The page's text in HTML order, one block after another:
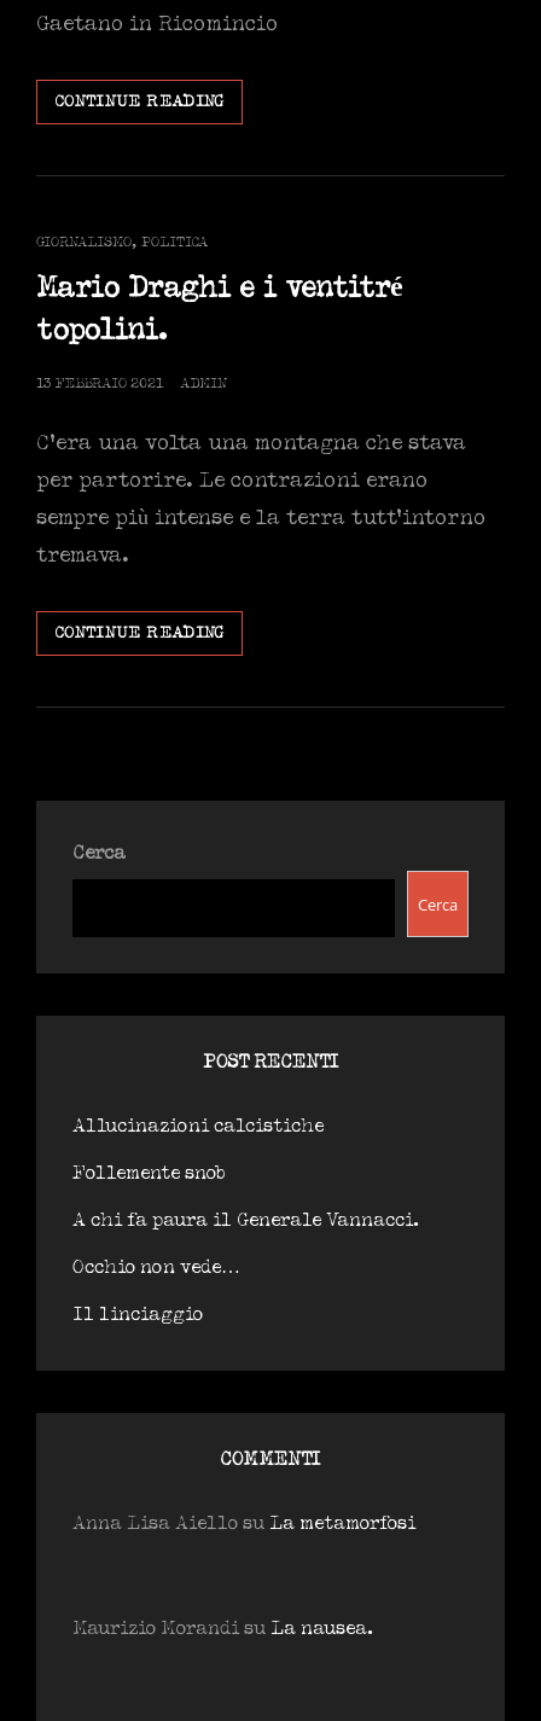
Gaetano in Ricomincio
CONTINUE READINGPOLITICA,
ANTI
ED
CAT
LINKS
GIORNALISMO, POLITICA
Mario Draghi e i ventitré
topolini.
POSTED
13 FEBBRAIO 2021 ADMIN
C’era una volta una montagna che stava
per partorire. Le contrazioni erano
sempre più intense e la terra tutt’intorno
tremava.
CONTINUE READINGMARIO
DRAGHI
I
Cerca
Cerca
POST RECENTI
Allucinazioni calcistiche
Follemente snob
A chi fa paura il Generale Vannacci.
Occhio non vede…
Il linciaggio
COMMENTI
Anna Lisa Aiello su La metamorfosi
Maurizio Morandisu La nausea.